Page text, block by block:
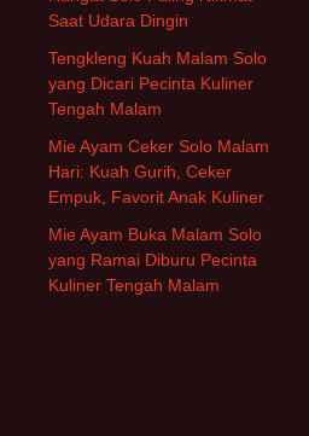
Saat Udara Dingin
Tengkleng Kuah Malam Solo
yang Dicari Pecinta Kuliner
Tengah Malam
Mie Ayam Ceker Solo Malam
Hari: Kuah Gurih, Ceker
Empuk, Favorit Anak Kuliner
Mie Ayam Buka Malam Solo
yang Ramai Diburu Pecinta
Kuliner Tengah Malam